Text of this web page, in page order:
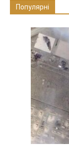
Популярні